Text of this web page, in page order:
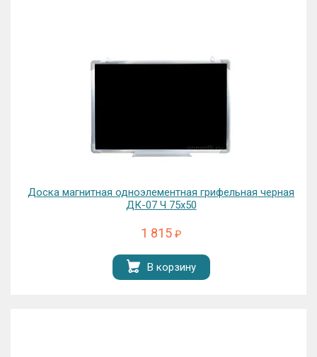
Доска магнитная одноэлементная грифельная черная
ДК-07 Ч 75х50
1 815 ₽
В корзину